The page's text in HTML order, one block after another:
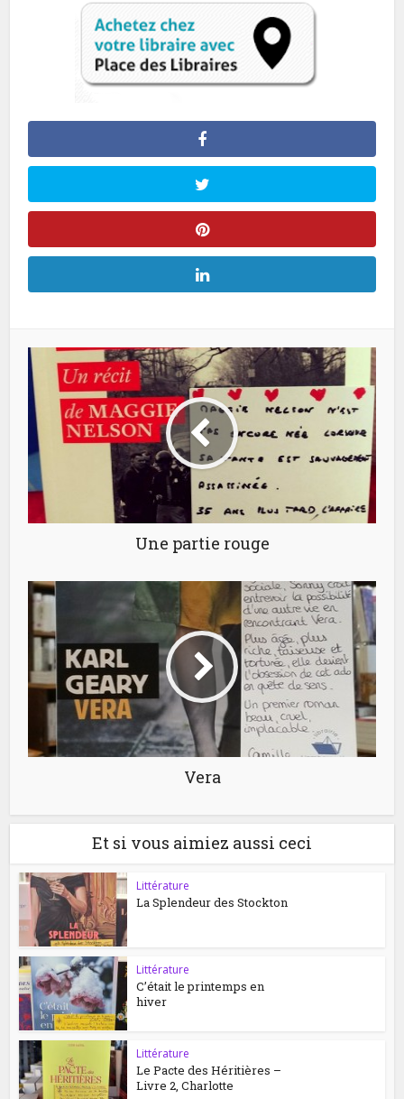
Une partie rouge
Vera
Et si vous aimiez aussi ceci
Littérature
La Splendeur des Stockton
Littérature
C’était le printemps en
hiver
Littérature
Le Pacte des Héritières –
Livre 2, Charlotte